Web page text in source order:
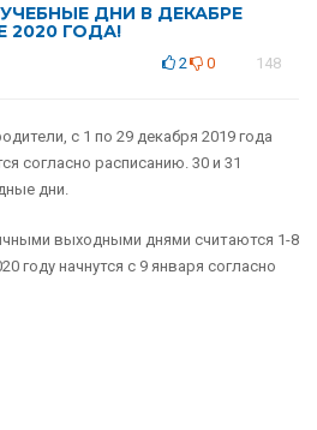
ДНИ В ДЕКАБРЕ
2020 ГОДА!
2 0 148
с 1 по 29 декабря 2019 года
согласно расписанию. 30 и 31
дни.
выходными днями считаются 1-8
году начнутся с 9 января согласно